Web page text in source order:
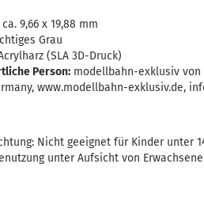
9,66 x 19,88 mm
Grau
(SLA 3D-Druck)
Person:modellbahn-exklusiv von
www.modellbahn-exklusiv.de,
Nicht geeignet für Kinder unter
unter Aufsicht von